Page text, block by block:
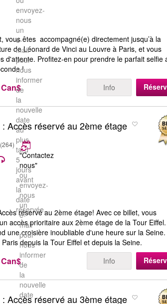
envoyez-
nous
un
e-
mail
pour
nous
informer
de
la
nouvelle
date
au
plus
tard
5
jours
avant
la
date
réservée.
vous êtes accompagné(e) directement jusqu’à la
de Léonard de Vinci au Louvre à Paris, et vous
d'attente. Profitez-en pour prendre le parfait selfie
!
Info
: Accès réservé au 2ème étage
(264)
"Contactez
nous"
ou
envoyez-
nous
un
e-
mail
pour
nous
informer
de
la
nouvelle
date
réservé au 2ème étage! Avec ce billet, vous
accès prioritaire aux 2ème étage de la Tour
une croisière inoubliable d'une heure sur la Seine.
depuis la Tour Eiffel et depuis la Seine.
Info
: Accès réservé au 3ème étage